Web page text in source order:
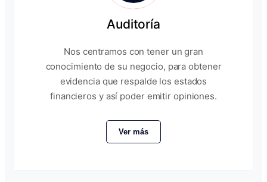
Auditoría
Nos centramos con tener un gran
conocimiento de su negocio, para obtener
evidencia que respalde los estados
financieros y así poder emitir opiniones.
Ver más